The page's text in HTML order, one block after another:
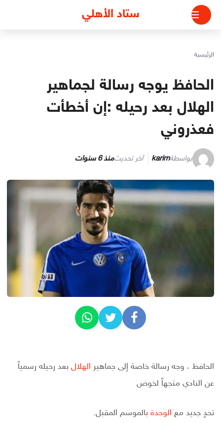
التجاوز
المحتوى
ستاد الأهلي
الرئيسية
الحافظ يوجه رسالة لجماهير
الهلال بعد رحيله :إن أخطأت
فعذروني
بواسطةkarim آخر تحديثمنذ 6 سنوات
الحافظ ، وجه رسالة خاصة إلى جماهير الهلال بعد رحيله رسمياً
عن النادي متجهاً لخوض
تحدٍ جديد مع الوحدة بالموسم المقبل.